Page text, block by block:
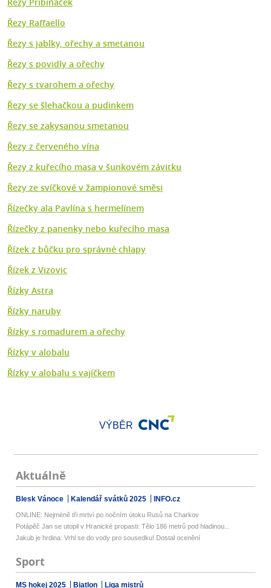
Řezy Raffaello
Řezy s jablky, ořechy a smetanou
Řezy s povidly a ořechy
Řezy s tvarohem a ořechy
Řezy se šlehačkou a pudinkem
Řezy se zakysanou smetanou
Řezy z červeného vína
Řezy z kuřecího masa v šunkovém závitku
Řezy ze svíčkové v žampionové směsi
Řízečky ala Pavlína s hermelínem
Řízečky z panenky nebo kuřecího masa
Řízek z bůčku pro správné chlapy
Řízek z Vizovic
Řízky Astra
Řízky naruby
Řízky s romadurem a ořechy
Řízky v alobalu
Řízky v alobalu s vajíčkem
VÝBĚR
Aktuálně
Blesk Vánoce Kalendář svátků 2025 INFO.cz
ONLINE: Nejméně tři mrtví po nočním útoku Rusů na Charkov
Potápěč Jan se utopil v Hranické propasti: Tělo 186 metrů pod hladinou...
Jakub je hrdina: Vrhl se do vody pro sousedku! Dostal ocenění
Sport
MS hokej 2025 Biatlon Liga mistrů